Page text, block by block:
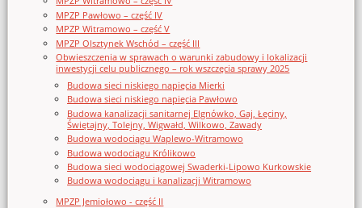
MPZP Pawłowo – część IV
MPZP Witramowo – część V
MPZP Olsztynek Wschód – część III
Obwieszczenia w sprawach o warunki zabudowy i lokalizacji
inwestycji celu publicznego – rok wszczęcia sprawy 2025
Budowa sieci niskiego napięcia Mierki
Budowa sieci niskiego napięcia Pawłowo
Budowa kanalizacji sanitarnej Elgnówko, Gaj, Łęciny,
Świętajny, Tolejny, Wigwałd, Wilkowo, Zawady
Budowa wodociągu Waplewo-Witramowo
Budowa wodociągu Królikowo
Budowa sieci wodociągowej Swaderki-Lipowo Kurkowskie
Budowa wodociągu i kanalizacji Witramowo
MPZP Jemiołowo - część II